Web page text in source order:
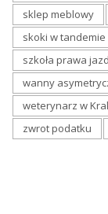
sklep meblowy
skoki w tandemie
szkoła prawa
wanny
weterynarz w
zwrot podatku